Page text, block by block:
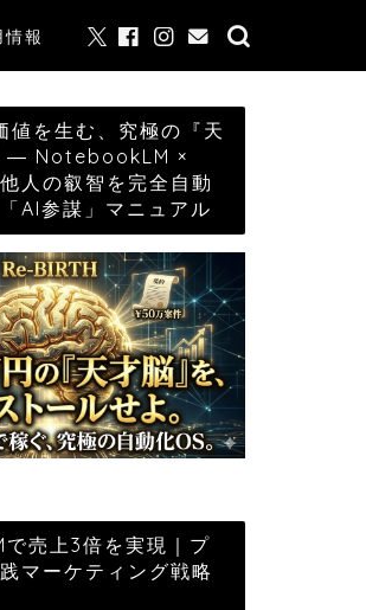
情報
値を生む、究極の『天
― NotebookLM ×
人の叡智を完全自動
AI参謀」マニュアル
売上3倍を実現｜プ
マーケティング戦略